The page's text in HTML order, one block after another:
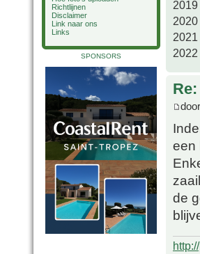
Richtlijnen
Disclaimer
Link naar ons
Links
SPONSORS
2019
2020
2021
2022
door
een
de